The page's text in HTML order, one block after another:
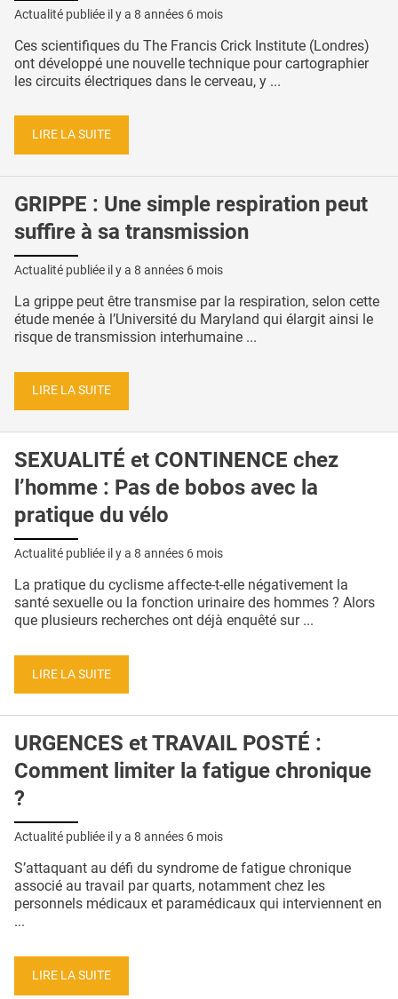
Actualité publiée il y a 8 années 6 mois
Ces scientifiques du The Francis Crick Institute (Londres)
ont développé une nouvelle technique pour cartographier
les circuits électriques dans le cerveau, y ...
LIRE LA SUITE
GRIPPE : Une simple respiration peut
suffire à sa transmission
Actualité publiée il y a 8 années 6 mois
La grippe peut être transmise par la respiration, selon cette
étude menée à l’Université du Maryland qui élargit ainsi le
risque de transmission interhumaine ...
LIRE LA SUITE
SEXUALITÉ et CONTINENCE chez
l’homme : Pas de bobos avec la
pratique du vélo
Actualité publiée il y a 8 années 6 mois
La pratique du cyclisme affecte-t-elle négativement la
santé sexuelle ou la fonction urinaire des hommes ? Alors
que plusieurs recherches ont déjà enquêté sur ...
LIRE LA SUITE
URGENCES et TRAVAIL POSTÉ :
Comment limiter la fatigue chronique
?
Actualité publiée il y a 8 années 6 mois
S’attaquant au défi du syndrome de fatigue chronique
associé au travail par quarts, notamment chez les
personnels médicaux et paramédicaux qui interviennent en
...
LIRE LA SUITE